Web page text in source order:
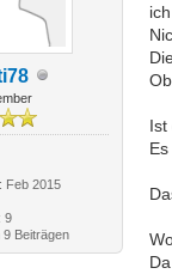
Feb 2015
9
9 Beiträgen
Ist